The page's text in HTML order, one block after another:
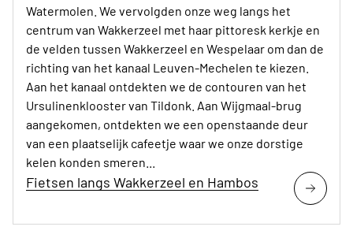
Watermolen. We vervolgden onze weg langs het
centrum van Wakkerzeel met haar pittoresk kerkje en
de velden tussen Wakkerzeel en Wespelaar om dan de
richting van het kanaal Leuven-Mechelen te kiezen.
Aan het kanaal ontdekten we de contouren van het
Ursulinenklooster van Tildonk. Aan Wijgmaal-brug
aangekomen, ontdekten we een openstaande deur
van een plaatselijk cafeetje waar we onze dorstige
kelen konden smeren...
Fietsen langs Wakkerzeel en Hambos